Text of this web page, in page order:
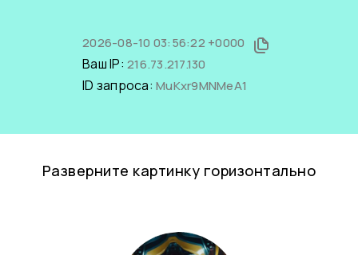
2026-08-10 03:56:22 +0000
Ваш IP: 216.73.217.130
ID запроса: MuKxr9MNMeA1
Разверните картинку горизонтально